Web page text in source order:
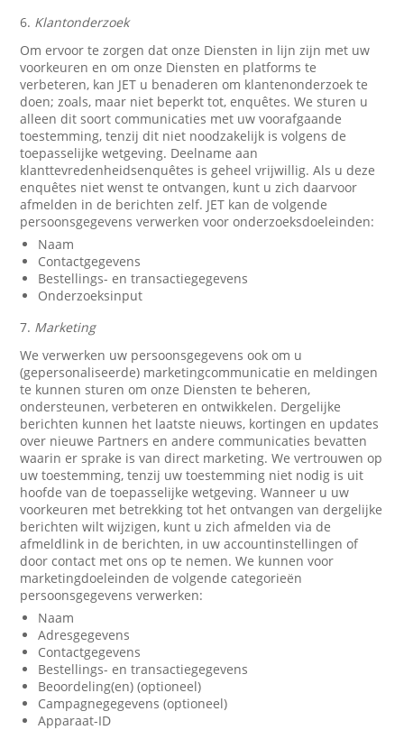
6. Klantonderzoek
Om ervoor te zorgen dat onze Diensten in lijn zijn met uw
voorkeuren en om onze Diensten en platforms te
verbeteren, kan JET u benaderen om klantenonderzoek te
doen; zoals, maar niet beperkt tot, enquêtes. We sturen u
alleen dit soort communicaties met uw voorafgaande
toestemming, tenzij dit niet noodzakelijk is volgens de
toepasselijke wetgeving. Deelname aan
klanttevredenheidsenquêtes is geheel vrijwillig. Als u deze
enquêtes niet wenst te ontvangen, kunt u zich daarvoor
afmelden in de berichten zelf. JET kan de volgende
persoonsgegevens verwerken voor onderzoeksdoeleinden:
Naam
Contactgegevens
Bestellings- en transactiegegevens
Onderzoeksinput
7. Marketing
We verwerken uw persoonsgegevens ook om u
(gepersonaliseerde) marketingcommunicatie en meldingen
te kunnen sturen om onze Diensten te beheren,
ondersteunen, verbeteren en ontwikkelen. Dergelijke
berichten kunnen het laatste nieuws, kortingen en updates
over nieuwe Partners en andere communicaties bevatten
waarin er sprake is van direct marketing. We vertrouwen op
uw toestemming, tenzij uw toestemming niet nodig is uit
hoofde van de toepasselijke wetgeving. Wanneer u uw
voorkeuren met betrekking tot het ontvangen van dergelijke
berichten wilt wijzigen, kunt u zich afmelden via de
afmeldlink in de berichten, in uw accountinstellingen of
door contact met ons op te nemen. We kunnen voor
marketingdoeleinden de volgende categorieën
persoonsgegevens verwerken:
Naam
Adresgegevens
Contactgegevens
Bestellings- en transactiegegevens
Beoordeling(en) (optioneel)
Campagnegegevens (optioneel)
Apparaat-ID